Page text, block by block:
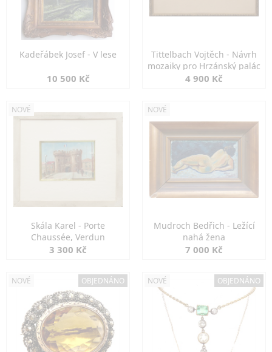
Kadeřábek Josef - V lese
10 500 Kč
Tittelbach Vojtěch - Návrh
mozaiky pro Hrzánský palác
4 900 Kč
NOVÉ
Skála Karel - Porte
Chaussée, Verdun
3 300 Kč
NOVÉ
Mudroch Bedřich - Ležící
nahá žena
7 000 Kč
NOVÉ OBJEDNÁNO NOVÉ OBJEDNÁNO